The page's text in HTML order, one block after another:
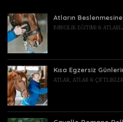
Atların
BINICILIK EĞITIMI &
Kısa Egzersiz
ATLAR ATLAR & ÇIFTLIKLER